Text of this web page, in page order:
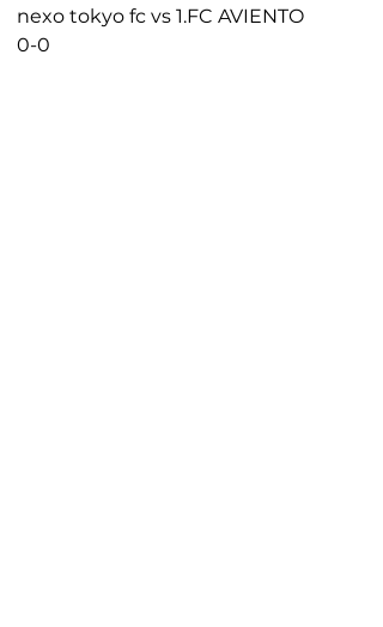
nexo tokyo fc vs 1.FC AVIENTO
0-0